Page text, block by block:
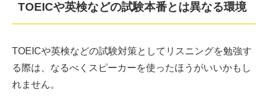
TOEICや英検などの試験本番とは異なる環境
TOEICや英検などの試験対策としてリスニングを勉強す
る際は、なるべくスピーカーを使ったほうがいいかもし
れません。